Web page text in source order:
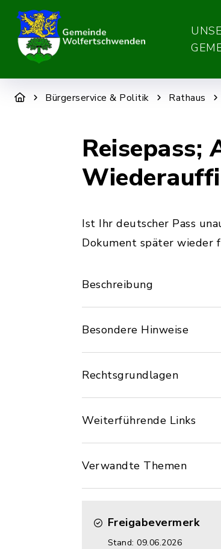
Bürgerservice & Politik Rathaus
Reisepass;
Ist Ihr deutscher Pass
Dokument später wieder
Beschreibung
Besondere Hinweise
Rechtsgrundlagen
Weiterführende Links
Verwandte Themen
Freigabevermerk
Stand: 09.06.2026